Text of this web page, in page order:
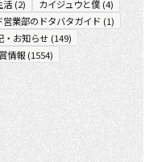
活(2) カイジュウと僕(4)
営業部のドタバタガイド (1)
・お知らせ(149)
情報(1554)